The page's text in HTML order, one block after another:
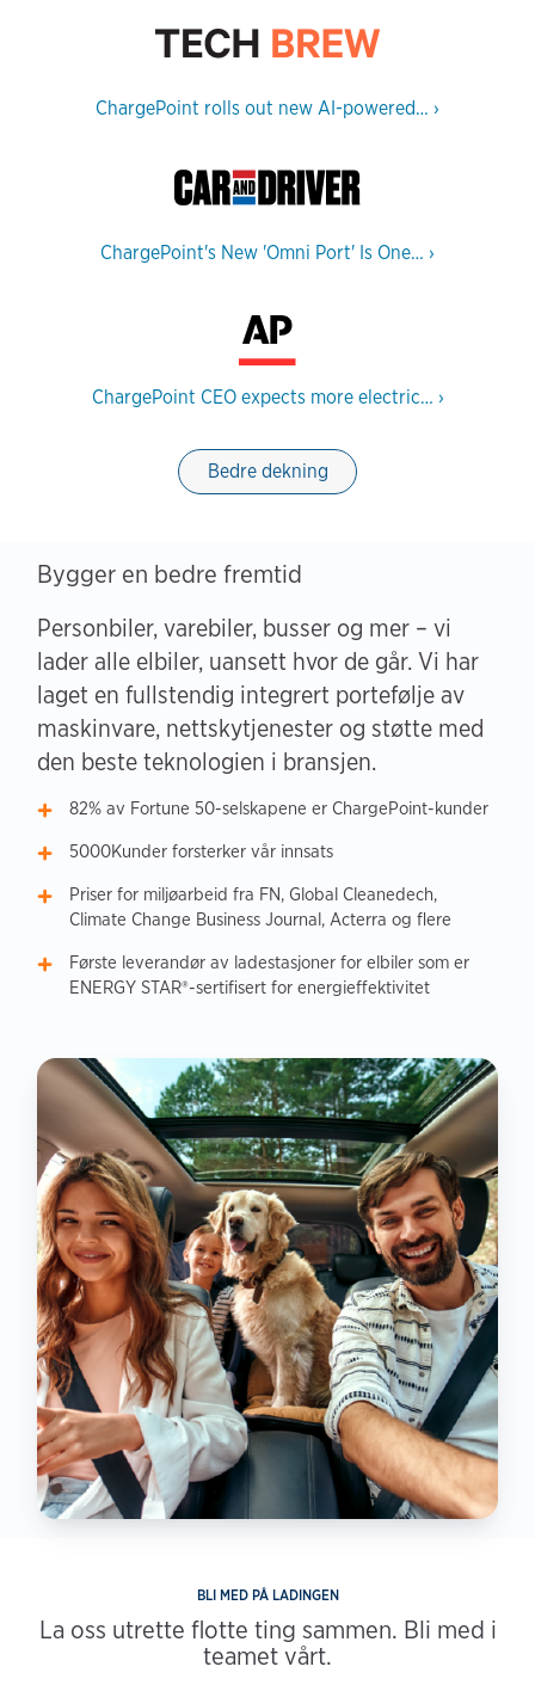
ChargePoint rolls out new AI-powered… ›
ChargePoint's New 'Omni Port' Is One… ›
ChargePoint CEO expects more electric… ›
Bedre dekning
Bygger en bedre fremtid
Personbiler, varebiler, busser og mer – vi
lader alle elbiler, uansett hvor de går. Vi har
laget en fullstendig integrert portefølje av
maskinvare, nettskytjenester og støtte med
den beste teknologien i bransjen.
82% av Fortune 50-selskapene er ChargePoint-kunder
5000Kunder forsterker vår innsats
Priser for miljøarbeid fra FN, Global Cleanedech,
Climate Change Business Journal, Acterra og flere
Første leverandør av ladestasjoner for elbiler som er
ENERGY STAR®-sertifisert for energieffektivitet
BLI MED PÅ LADINGEN
La oss utrette flotte ting sammen. Bli med i
teamet vårt.